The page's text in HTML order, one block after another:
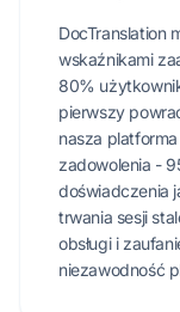
DocTranslation
wskaźnikami
80%
pierwszy
nasza
zadowolenia -
doświadczenia
trwania sesji
obsługi i
niezawodność